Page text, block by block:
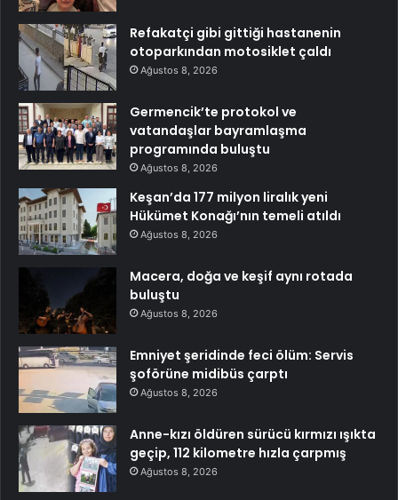
Refakatçi gibi gittiği hastanenin
otoparkından motosiklet çaldı
Ağustos 8, 2026
Germencik’te protokol ve
vatandaşlar bayramlaşma
programında buluştu
Ağustos 8, 2026
Keşan’da 177 milyon liralık yeni
Hükümet Konağı’nın temeli atıldı
Ağustos 8, 2026
Macera, doğa ve keşif aynı rotada
buluştu
Ağustos 8, 2026
Emniyet şeridinde feci ölüm: Servis
şoförüne midibüs çarptı
Ağustos 8, 2026
Anne-kızı öldüren sürücü kırmızı ışıkta
geçip, 112 kilometre hızla çarpmış
Ağustos 8, 2026